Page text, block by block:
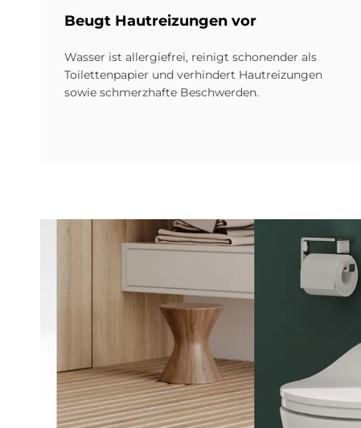
Beu­gt Haut­rei­zun­gen vor
Wasser ist allergiefrei, reinigt schonender als
Toiletten­papier und verhindert Haut­reizungen
sowie schmerz­hafte Beschwerden.